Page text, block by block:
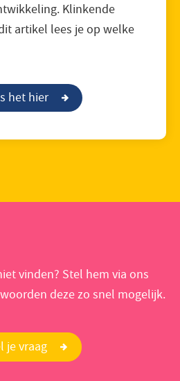
Klinkende
artikel lees je op welke
het hier
vinden? Stel hem via ons
deze zo snel mogelijk.
je vraag